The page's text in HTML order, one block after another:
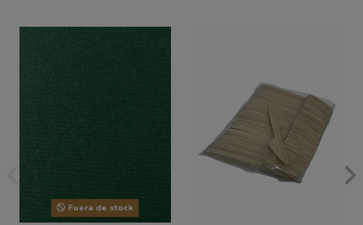
Fuera de stock